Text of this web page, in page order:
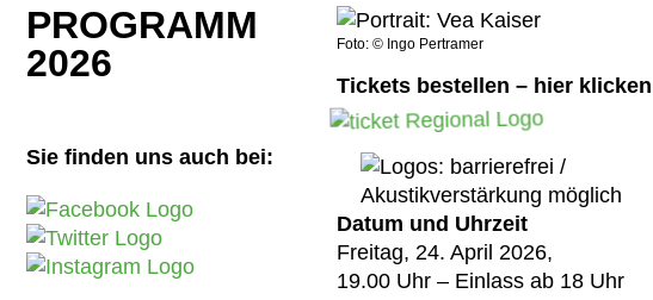
Foto: © Ingo Pertramer
Tickets bestellen – hier
Datum und Uhrzeit
Freitag, 24. April 2026,
19.00 Uhr – Einlass ab 18 Uhr
PROGRAMM
2026
Sie finden uns auch bei: